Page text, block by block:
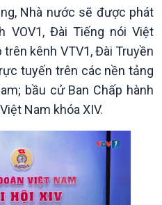
Nhà nước sẽ được phát
VOV1, Đài Tiếng nói Việt
kênh VTV1, Đài Truyền
tuyến trên các nền tảng
bầu cử Ban Chấp hành
Nam khóa XIV.